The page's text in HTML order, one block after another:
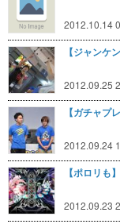
2012.10.14
【ジャンケ
2012.09.25
【ガチャプ
2012.09.24
【ポロリも
2012.09.23